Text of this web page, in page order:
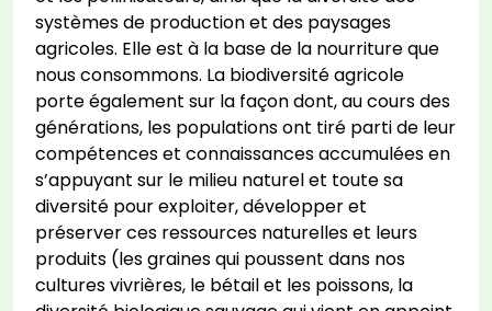
systèmes de production et des paysages
agricoles. Elle est à la base de la nourriture que
nous consommons. La biodiversité agricole
porte également sur la façon dont, au cours des
générations, les populations ont tiré parti de leur
compétences et connaissances accumulées en
s’appuyant sur le milieu naturel et toute sa
diversité pour exploiter, développer et
préserver ces ressources naturelles et leurs
produits (les graines qui poussent dans nos
cultures vivrières, le bétail et les poissons, la